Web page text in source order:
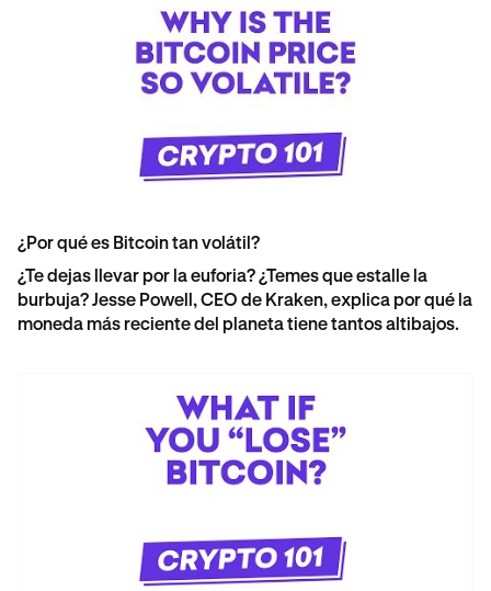
¿Por qué es Bitcoin tan volátil?
¿Te dejas llevar por la euforia? ¿Temes que estalle la
burbuja? Jesse Powell, CEO de Kraken, explica por qué la
moneda más reciente del planeta tiene tantos altibajos.